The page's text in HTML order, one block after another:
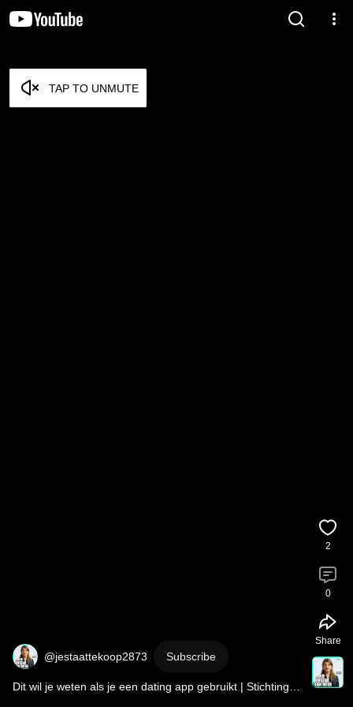
TAP TO UNMUTE
@jestaattekoop2873 Subscribe
Dit wil je weten als je een dating app gebruikt | Stichting
2
0
Share